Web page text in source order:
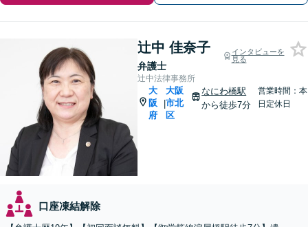
辻中 佳奈子
弁護士
インタビューを
見る
辻中法律事務所
大
阪
府
|
大阪
市北
区
なにわ橋駅
から徒歩7分
営業時間：本
日定休日
口座凍結解除